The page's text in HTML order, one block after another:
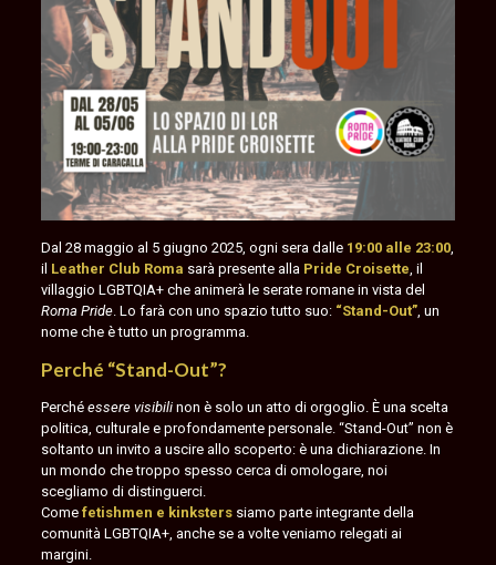
Dal 28 maggio al 5 giugno 2025, ogni sera dalle 19:00 alle 23:00,
il Leather Club Roma sarà presente alla Pride Croisette , il
villaggio LGBTQIA+ che animerà le serate romane in vista del
Roma Pride. Lo farà con uno spazio tutto suo: “Stand-Out”, un
nome che è tutto un programma.
Perché “Stand-Out”?
Perché essere visibilinon è solo un atto di orgoglio. È una scelta
politica, culturale e profondamente personale. “Stand-Out” non è
soltanto un invito a uscire allo scoperto: è una dichiarazione. In
un mondo che troppo spesso cerca di omologare, noi
scegliamo di distinguerci.
Come fetishmen e kinksterssiamo parte integrante della
comunità LGBTQIA+, anche se a volte veniamo relegati ai
margini.